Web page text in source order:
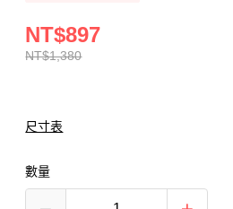
NT$1,380
NT$897
尺寸表
數量